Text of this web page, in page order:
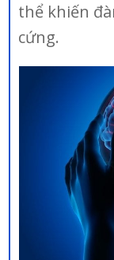
thể khiến
cứng.